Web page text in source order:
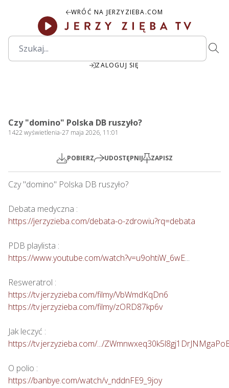
WRÓĆ NA JERZYZIEBA.COM
ZALOGUJ SIĘ
Play
Czy "domino" Polska DB ruszyło?
1422 wyświetlenia-27 maja 2026, 11:01
POBIERZ UDOSTĘPNIJ ZAPISZ
Czy "domino" Polska DB ruszyło?
https://jerzyzieba.com/debata-o-zdrowiu?rq=debata
https://www.youtube.com/watch?v=u9ohtiW_6wE...
https://tv.jerzyzieba.com/filmy/VbWmdKqDn6
https://tv.jerzyzieba.com/filmy/zORD87kp6v
https://tv.jerzyzieba.com/.../
https://banbye.com/watch/v_nddnFE9_9joy